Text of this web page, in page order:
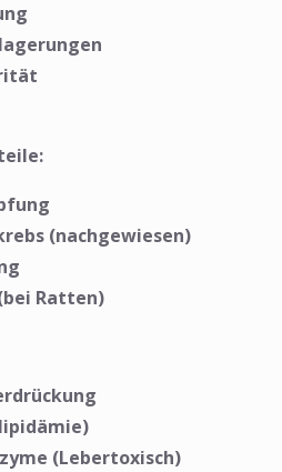
(nachgewiesen)
Ratten)
(Lebertoxisch)